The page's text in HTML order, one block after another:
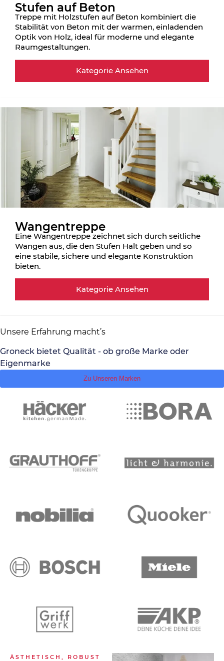
Stufen auf Beton
Treppe mit Holzstufen auf Beton kombiniert die
Stabilität von Beton mit der warmen, einladenden
Optik von Holz, ideal für moderne und elegante
Raumgestaltungen.
Kategorie Ansehen
Wangentreppe
Eine Wangentreppe zeichnet sich durch seitliche
Wangen aus, die den Stufen Halt geben und so
eine stabile, sichere und elegante Konstruktion
bieten.
Kategorie Ansehen
Unsere Erfahrung macht’s
Groneck bietet Qualität - ob große Marke oder
Eigenmarke
Zu Unseren Marken
ÄSTHETISCH, ROBUST